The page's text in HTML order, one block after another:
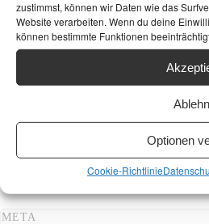
zustimmst, können wir Daten wie das
Website verarbeiten. Wenn du deine
können bestimmte Funktionen
Optionen
Cookie-Richtlinie
META